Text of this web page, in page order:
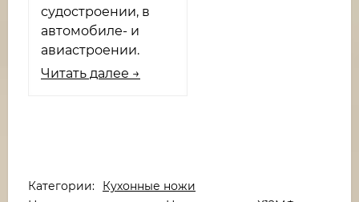
судостроении, в
автомобиле- и
авиастроении.
Читать далее →
Категории:
Кухонные ножи